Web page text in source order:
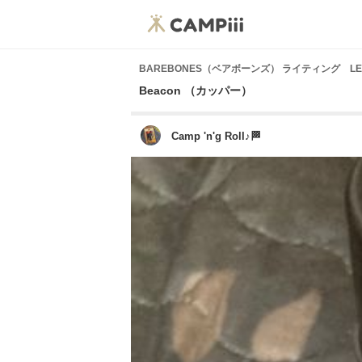
BAREBONES（ベアボーンズ） ライティング
Beacon （カッパー）
Camp 'n'g Roll♪🏁